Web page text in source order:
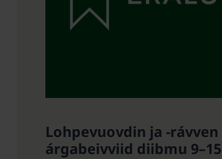
Lohpevuovdin ja -rávven
árgabeivviid diibmu 9–15